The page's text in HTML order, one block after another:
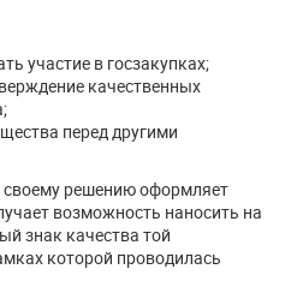
участие в госзакупках;
качественных
перед другими
решению оформляет
возможность наносить на
знак качества той
которой проводилась